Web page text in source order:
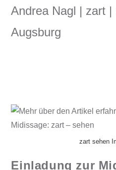
Andrea Nagl | zart |
Augsburg
zart sehen
Einladung zur